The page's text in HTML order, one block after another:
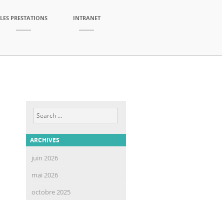
LES PRESTATIONS INTRANET
Search
ARCHIVES
juin 2026
mai 2026
octobre 2025